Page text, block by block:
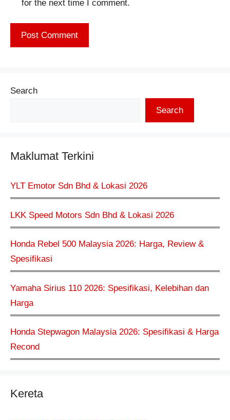
for the next time I comment.
Search
Search
Maklumat Terkini
YLT Emotor Sdn Bhd & Lokasi 2026
LKK Speed Motors Sdn Bhd & Lokasi 2026
Honda Rebel 500 Malaysia 2026: Harga, Review &
Spesifikasi
Yamaha Sirius 110 2026: Spesifikasi, Kelebihan dan
Harga
Honda Stepwagon Malaysia 2026: Spesifikasi & Harga
Recond
Kereta